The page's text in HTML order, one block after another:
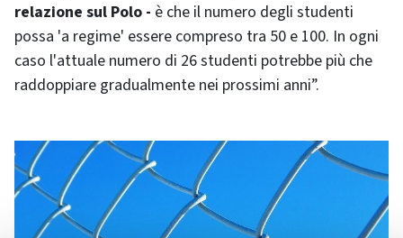
relazione sul Polo - è che il numero degli studenti
possa 'a regime' essere compreso tra 50 e 100. In ogni
caso l'attuale numero di 26 studenti potrebbe più che
raddoppiare gradualmente nei prossimi anni”.